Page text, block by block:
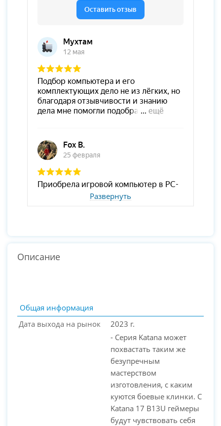
Развернуть
Описание
Общая информация
Дата выхода на рынок
2023 г.
- Серия Katana может
похвастать таким же
безупречным
мастерством
изготовления, с каким
куются боевые клинки. С
Katana 17 B13U геймеры
будут чувствовать себя